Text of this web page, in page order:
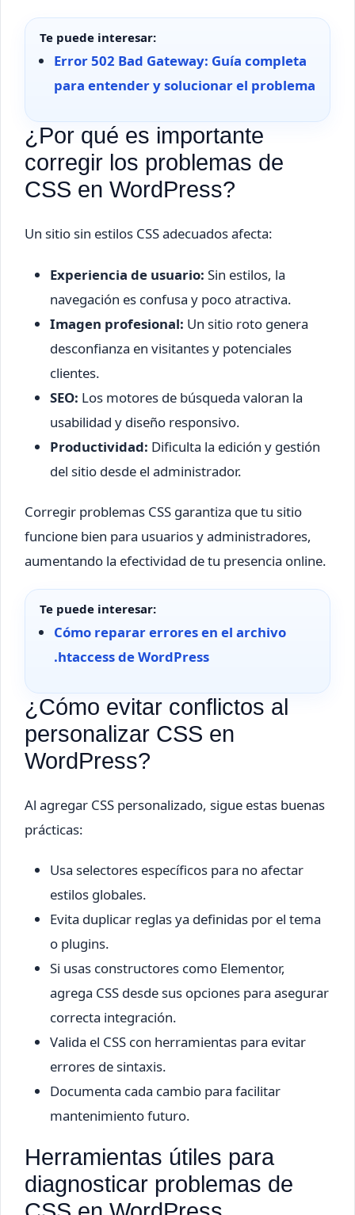
Te puede interesar:
Error 502 Bad Gateway: Guía completa
para entender y solucionar el problema
¿Por qué es importante
corregir los problemas de
CSS en WordPress?
Un sitio sin estilos CSS adecuados afecta:
Experiencia de usuario: Sin estilos, la
navegación es confusa y poco atractiva.
Imagen profesional: Un sitio roto genera
desconfianza en visitantes y potenciales
clientes.
SEO: Los motores de búsqueda valoran la
usabilidad y diseño responsivo.
Productividad: Dificulta la edición y gestión
del sitio desde el administrador.
Corregir problemas CSS garantiza que tu sitio
funcione bien para usuarios y administradores,
aumentando la efectividad de tu presencia online.
Te puede interesar:
Cómo reparar errores en el archivo
.htaccess de WordPress
¿Cómo evitar conflictos al
personalizar CSS en
WordPress?
Al agregar CSS personalizado, sigue estas buenas
prácticas:
Usa selectores específicos para no afectar
estilos globales.
Evita duplicar reglas ya definidas por el tema
o plugins.
Si usas constructores como Elementor,
agrega CSS desde sus opciones para asegurar
correcta integración.
Valida el CSS con herramientas para evitar
errores de sintaxis.
Documenta cada cambio para facilitar
mantenimiento futuro.
Herramientas útiles para
diagnosticar problemas de